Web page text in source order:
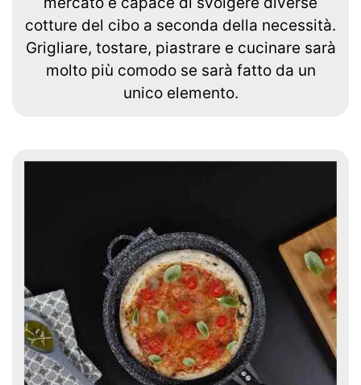
cotture del cibo a seconda della necessità.
Grigliare, tostare, piastrare e cucinare sarà
molto più comodo se sarà fatto da un
unico elemento.